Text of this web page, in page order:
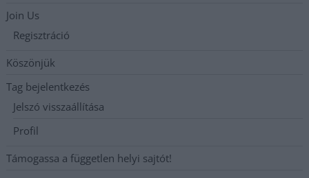
Join Us
Regisztráció
Köszönjük
Tag bejelentkezés
Jelszó visszaállítása
Profil
Támogassa a független helyi sajtót!